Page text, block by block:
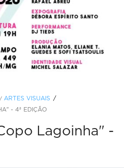
/ ARTES VISUAIS
- 4ª EDIÇÃO
Lagoinha" -